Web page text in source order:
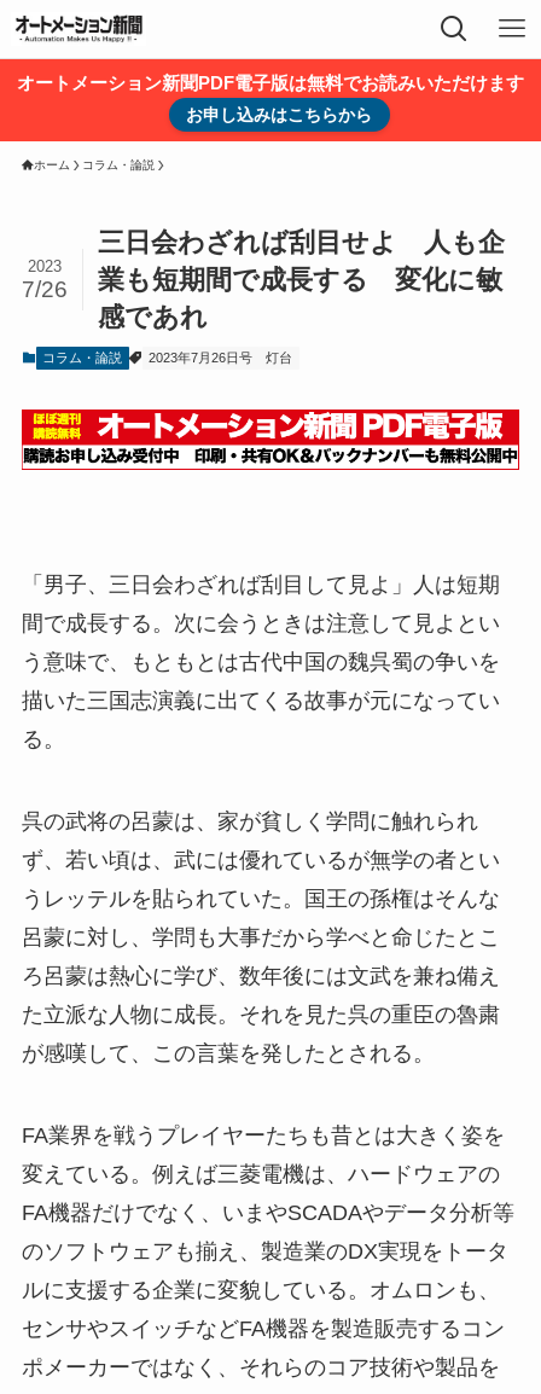
オートメーション新聞PDF電子版は無料でお読みいただけます
お申し込みはこちらから
ホーム コラム・論説
三日会わざれば刮目せよ 人も企
業も短期間で成長する 変化に敏
感であれ
2023
7/26
コラム・論説 2023年7月26日号 灯台
「男子、三日会わざれば刮目して見よ」人は短期
間で成長する。次に会うときは注意して見よとい
う意味で、もともとは古代中国の魏呉蜀の争いを
描いた三国志演義に出てくる故事が元になってい
る。
呉の武将の呂蒙は、家が貧しく学問に触れられ
ず、若い頃は、武には優れているが無学の者とい
うレッテルを貼られていた。国王の孫権はそんな
呂蒙に対し、学問も大事だから学べと命じたとこ
ろ呂蒙は熱心に学び、数年後には文武を兼ね備え
た立派な人物に成長。それを見た呉の重臣の魯粛
が感嘆して、この言葉を発したとされる。
FA業界を戦うプレイヤーたちも昔とは大きく姿を
変えている。例えば三菱電機は、ハードウェアの
FA機器だけでなく、いまやSCADAやデータ分析等
のソフトウェアも揃え、製造業のDX実現をトータ
ルに支援する企業に変貌している。オムロンも、
センサやスイッチなどFA機器を製造販売するコン
ポメーカーではなく、それらのコア技術や製品を